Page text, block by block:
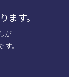
ます。
が
。